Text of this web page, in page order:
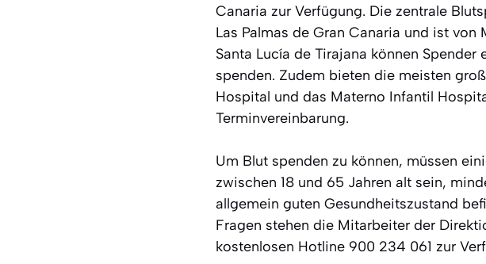
Canaria zur Verfügung. Die zentrale
Las Palmas de Gran Canaria und ist
Santa Lucía de Tirajana können
spenden. Zudem bieten die meisten
Hospital und das Materno Infantil
Terminvereinbarung.
Um Blut spenden zu können, müssen
zwischen 18 und 65 Jahren alt sein,
allgemein guten Gesundheitszustand
Fragen stehen die Mitarbeiter der
kostenlosen Hotline 900 234 061 zur